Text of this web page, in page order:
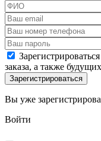
заказа, а также
Вы уже
Войти